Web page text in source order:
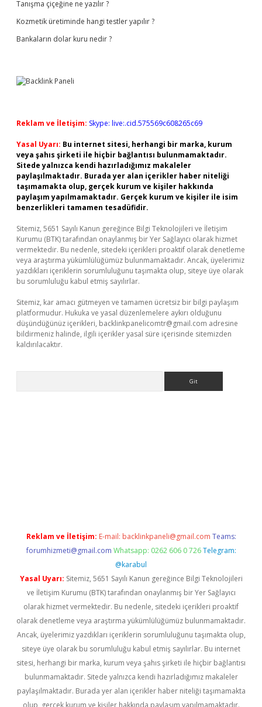
Tanışma çiçeğine ne yazılır ?
Kozmetik üretiminde hangi testler yapılır ?
Bankaların dolar kuru nedir ?
Reklam ve İletişim: Skype: live:.cid.575569c608265c69
Yasal Uyarı: Bu internet sitesi, herhangi bir marka, kurum
veya şahıs şirketi ile hiçbir bağlantısı bulunmamaktadır.
Sitede yalnızca kendi hazırladığımız makaleler
paylaşılmaktadır. Burada yer alan içerikler haber niteliği
taşımamakta olup, gerçek kurum ve kişiler hakkında
paylaşım yapılmamaktadır. Gerçek kurum ve kişiler ile isim
benzerlikleri tamamen tesadüfidir.
Sitemiz, 5651 Sayılı Kanun gereğince Bilgi Teknolojileri ve İletişim
Kurumu (BTK) tarafından onaylanmış bir Yer Sağlayıcı olarak hizmet
vermektedir. Bu nedenle, sitedeki içerikleri proaktif olarak denetleme
veya araştırma yükümlülüğümüz bulunmamaktadır. Ancak, üyelerimiz
yazdıkları içeriklerin sorumluluğunu taşımakta olup, siteye üye olarak
bu sorumluluğu kabul etmiş sayılırlar.
Sitemiz, kar amacı gütmeyen ve tamamen ücretsiz bir bilgi paylaşım
platformudur. Hukuka ve yasal düzenlemelere aykırı olduğunu
düşündüğünüz içerikleri, backlinkpanelicomtr@gmail.com adresine
bildirmeniz halinde, ilgili içerikler yasal süre içerisinde sitemizden
kaldırılacaktır.
Reklam ve İletişim: E-mail: backlinkpaneli@gmail.com Teams:
forumhizmeti@gmail.com Whatsapp: 0262 606 0 726 Telegram:
@karabul
Yasal Uyarı: Sitemiz, 5651 Sayılı Kanun gereğince Bilgi Teknolojileri
ve İletişim Kurumu (BTK) tarafından onaylanmış bir Yer Sağlayıcı
olarak hizmet vermektedir. Bu nedenle, sitedeki içerikleri proaktif
olarak denetleme veya araştırma yükümlülüğümüz bulunmamaktadır.
Ancak, üyelerimiz yazdıkları içeriklerin sorumluluğunu taşımakta olup,
siteye üye olarak bu sorumluluğu kabul etmiş sayılırlar. Bu internet
sitesi, herhangi bir marka, kurum veya şahıs şirketi ile hiçbir bağlantısı
bulunmamaktadır. Sitede yalnızca kendi hazırladığımız makaleler
paylaşılmaktadır. Burada yer alan içerikler haber niteliği taşımamakta
olup, gerçek kurum ve kişiler hakkında paylaşım yapılmamaktadır.